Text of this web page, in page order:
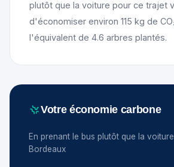
plutôt que la voiture pour ce trajet
d'économiser environ 115 kg de
l'équivalent de 4.6 arbres plantés.
Votre économie carbone
En prenant le bus plutôt que la
Bordeaux